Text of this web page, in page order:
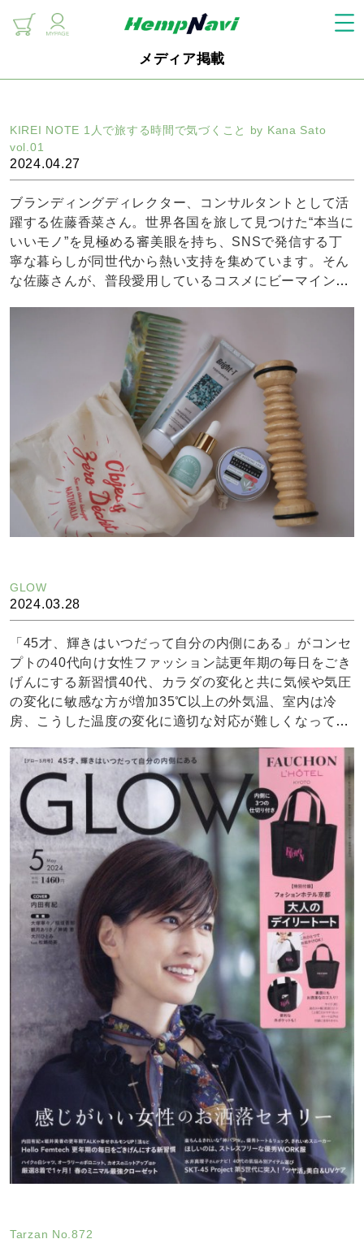
メディア掲載
KIREI NOTE 1人で旅する時間で気づくこと by Kana Sato
vol.01
2024.04.27
ブランディングディレクター、コンサルタントとして活
躍する佐藤香菜さん。世界各国を旅して見つけた“本当に
いいモノ”を見極める審美眼を持ち、SNSで発信する丁
寧な暮らしが同世代から熱い支持を集めています。そん
な佐藤さんが、普段愛用しているコスメにビーマインの
お楽しみにください。記事 1人で旅する時間で気づくこ
とby Kana Sato vol.01 | キレイノート (kireinotes.com)
公式サイト https://kireinotes.comインスタグラム http
s://www.instagram.com/kirei_note/?hl=ja
GLOW
2024.03.28
「45才、輝きはいつだって自分の内側にある」がコンセ
プトの40代向け女性ファッション誌更年期の毎日をごき
げんにする新習慣40代、カラダの変化と共に気候や気圧
の変化に敏感な方が増加35℃以上の外気温、室内は冷
房、こうした温度の変化に適切な対応が難しくなってい
ィーナスちゃんがゆく」にてCBDカプセルがご紹介され
ました。
Tarzan No.872